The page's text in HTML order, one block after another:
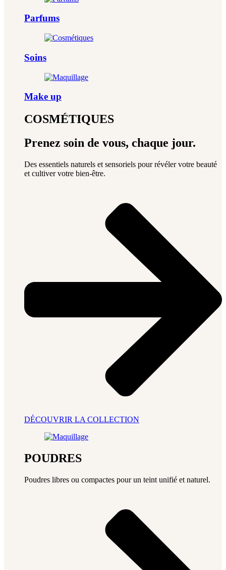
Parfums
Soins
Make up
COSMÉTIQUES
Prenez soin de vous, chaque jour.
Des essentiels naturels et sensoriels pour révéler votre beauté
et cultiver votre bien-être.
DÉCOUVRIR LA COLLECTION
POUDRES
Poudres libres ou compactes pour un teint unifié et naturel.